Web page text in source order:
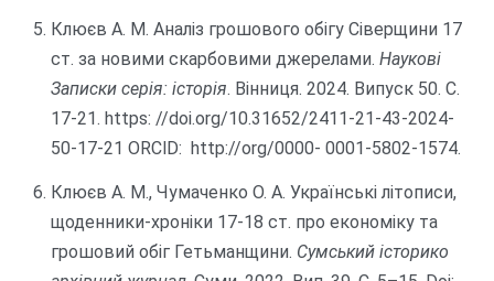
Клюєв А. М. Аналіз грошового обігу Сіверщини 17
ст. за новими скарбовими джерелами.Наукові
Записки серія: історія. Вінниця. 2024. Випуск 50. С.
17-21. https: //doi.org/10.31652/2411-21-43-2024-
50-17-21 ORClD: http://org/0000- 0001-5802-1574.
Клюєв А. М., Чумаченко О. А. Українські літописи,
щоденники-хроніки 17-18 ст. про економіку та
грошовий обіг Гетьманщини. Сумський історико